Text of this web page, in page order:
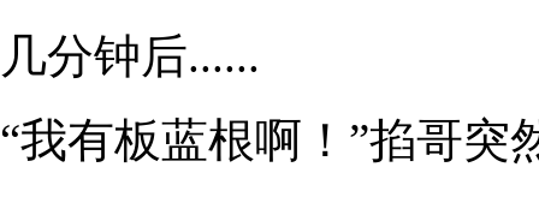
几分钟后......
“我有板蓝根啊！”掐哥突